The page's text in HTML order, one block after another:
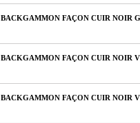
BACKGAMMON FAÇON CUIR NOIR
BACKGAMMON FAÇON CUIR NOIR
BACKGAMMON FAÇON CUIR NOIR